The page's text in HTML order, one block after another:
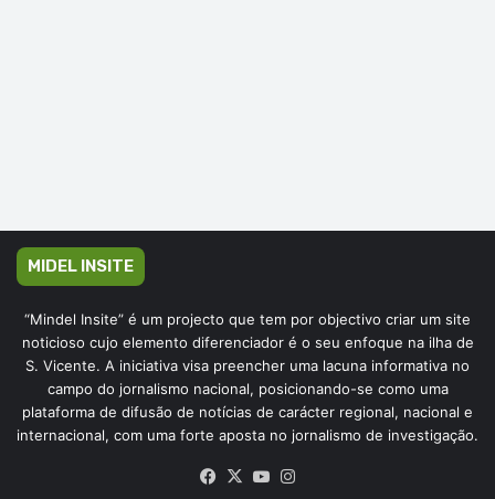
MIDEL INSITE
“Mindel Insite” é um projecto que tem por objectivo criar um site
noticioso cujo elemento diferenciador é o seu enfoque na ilha de
S. Vicente. A iniciativa visa preencher uma lacuna informativa no
campo do jornalismo nacional, posicionando-se como uma
plataforma de difusão de notícias de carácter regional, nacional e
internacional, com uma forte aposta no jornalismo de investigação.
Facebook
X YouTube